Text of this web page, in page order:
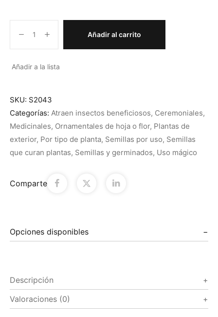
Añadir al carrito
Añadir a la lista
SKU: S2043
Categorías: Atraen insectos beneficiosos, Ceremoniales,
Medicinales, Ornamentales de hoja o flor, Plantas de
exterior, Por tipo de planta, Semillas por uso, Semillas
que curan plantas, Semillas y germinados, Uso mágico
Comparte
Opciones disponibles
Descripción
Valoraciones (0)